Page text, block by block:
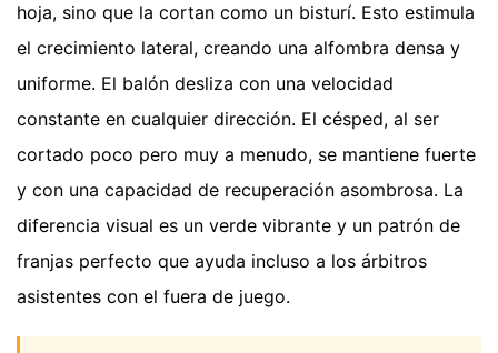
hoja, sino que la cortan como un bisturí. Esto estimula
el crecimiento lateral, creando una alfombra densa y
uniforme. El balón desliza con una velocidad
constante en cualquier dirección. El césped, al ser
cortado poco pero muy a menudo, se mantiene fuerte
y con una capacidad de recuperación asombrosa. La
diferencia visual es un verde vibrante y un patrón de
franjas perfecto que ayuda incluso a los árbitros
asistentes con el fuera de juego.